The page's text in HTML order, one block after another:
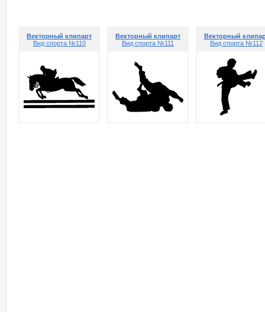
Векторный клипарт
Вид спорта №110
Векторный клипарт
Вид спорта №111
Векторный
Вид спорта №112